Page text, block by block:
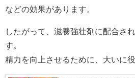
などの効果があります。
したがって、滋養強壮剤に配合さ
す。
精力を向上させるために、大いに